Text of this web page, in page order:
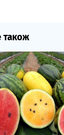
також